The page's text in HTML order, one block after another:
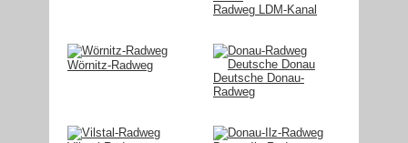
Radweg LDM-Kanal
Wörnitz-Radweg
Deutsche Donau-
Radweg